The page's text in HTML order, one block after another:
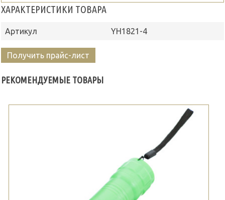
ХАРАКТЕРИСТИКИ ТОВАРА
Артикул YH1821-4
Получить прайс-лист
РЕКОМЕНДУЕМЫЕ ТОВАРЫ